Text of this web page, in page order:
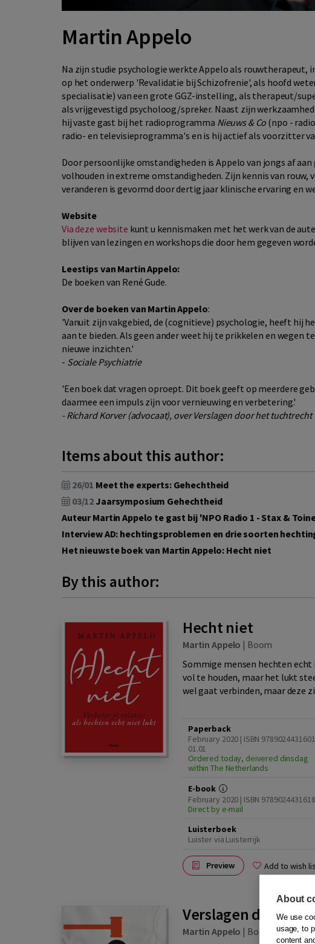
Martin Appelo
Na zijn studie psychologie werkte Appelo als rouwtherapeut,
op het onderwerp 'Revalidatie bij Schizofrenie', als hoofd
specialisatie) van een grote GGZ-instelling, als therapeut/
als vrijgevestigd psycholoog/spreker. Naast zijn
hij vaste gast bij het radioprogramma Nieuws & Co (npo -
radio- en televisieprogramma's en is hij actief als voorzitter
Door persoonlijke omstandigheden is Appelo van jongs af
volhouden in extreme omstandigheden. Zijn kennis van
veranderen is gevormd door dertig jaar klinische ervaring en
Website
Via deze website kunt u kennismaken met het werk van de
blijven van lezingen en workshops die door hem gegeven
Leestips van Martin Appelo:
De boeken van René Gude.
Over de boeken van Martin Appelo:
'Vanuit zijn vakgebied, de (cognitieve) psychologie, heeft hij
aan te bieden. Als geen ander weet hij te prikkelen en wegen
nieuwe inzichten.'
- Sociale Psychiatrie
'Een boek dat vragen oproept. Dit boek geeft op meerdere
daarmee een impuls zijn voor vernieuwing en verbetering.'
- Richard Korver (advocaat), over Verslagen door het tuchtrecht
Items about this author:
26/01 Meet the experts: Gehechtheid
03/12 Jaarsymposium Gehechtheid
Auteur Martin Appelo te gast bij 'NPO Radio 1 - Stax &
Interview AD: hechtingsproblemen en drie soorten
Het nieuwste boek van Martin Appelo: Hecht niet
By this author:
Hecht niet
Martin Appelo | Boom
Sommige mensen hechten
vol te houden, maar het lukt
wel gaat verbinden, maar deze
Paperback
February 2020 | ISBN
01.01
Ordered today, deivered dinsdag
within The Netherlands
E-book
February 2020 | ISBN 9789024431618
Direct by e-mail
Luisterboek
Luister via Luisterrijk
Preview Add to wish
Verslagen door
Martin Appelo | Boom
About
We use
usage, to
content